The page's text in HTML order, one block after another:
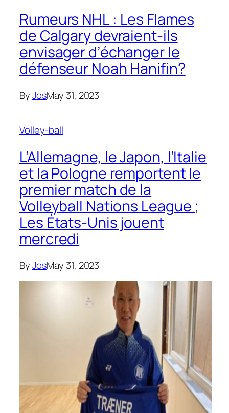
Rumeurs NHL : Les Flames
de Calgary devraient-ils
envisager d’échanger le
défenseur Noah Hanifin?
ByJosMay 31, 2023
Volley-ball
L’Allemagne, le Japon, l’Italie
et la Pologne remportent le
premier match de la
Volleyball Nations League ;
Les États-Unis jouent
mercredi
ByJosMay 31, 2023